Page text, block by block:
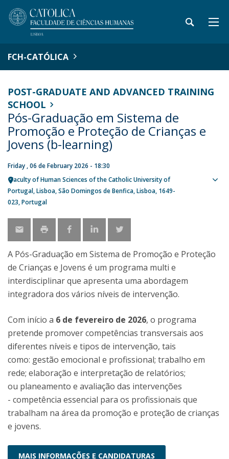
FCH-CATÓLICA
POST-GRADUATE AND ADVANCED TRAINING
SCHOOL
Pós-Graduação em Sistema de
Promoção e Proteção de Crianças e
Jovens (b-learning)
Friday , 06 de February 2026 - 18:30
Faculty of Human Sciences of the Catholic University of
Portugal Lisboa São Domingos de Benfica, Lisboa 1649-
023 Portugal
A Pós-Graduação em Sistema de Promoção e Proteção
de Crianças e Jovens é um programa multi e
interdisciplinar que apresenta uma abordagem
integradora dos vários níveis de intervenção.
Com início a 6 de fevereiro de 2026, o programa
pretende promover competências transversais aos
diferentes níveis e tipos de intervenção, tais
como: gestão emocional e profissional; trabalho em
rede; elaboração e interpretação de relatórios;
ou planeamento e avaliação das intervenções
- competência essencial para os profissionais que
trabalham na área da promoção e proteção de crianças
e jovens.
MAIS INFORMAÇÕES E CANDIDATURAS